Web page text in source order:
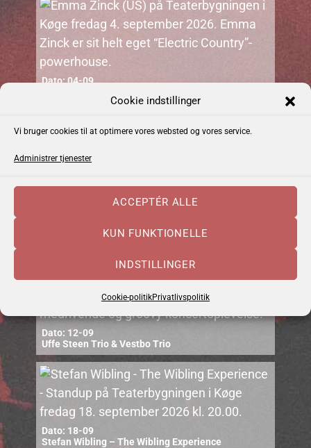
Cookie indstillinger
Vi bruger cookies til at optimere vores websted og vores service.
Administrer tjenester
ACCEPTÉR ALLE
KUN FUNKTIONELLE
INDSTILLINGER
Cookie-politikPrivatlivspolitik
Dato: 04-09
Cajun Food & Music – september 2026
Dato: 12-09
Uffe Steen Trio & Vestbo Trio
Dato: 18-09
Stefan Wibling – The Wibling Experience